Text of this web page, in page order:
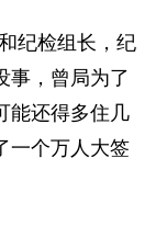
纪检组长，纪
事，曾局为了
能还得多住几
一个万人大签